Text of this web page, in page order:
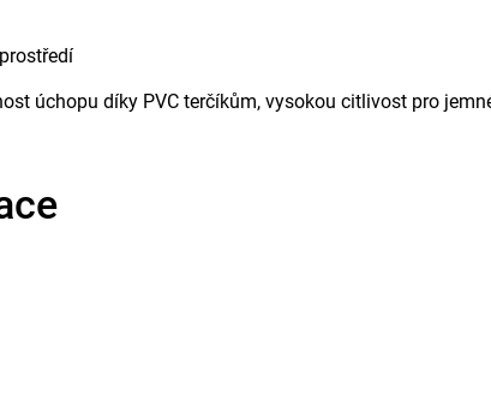
úchopu díky PVC terčíkům, vysokou citlivost pro